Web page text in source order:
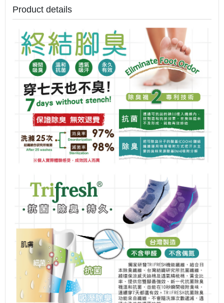
Product details